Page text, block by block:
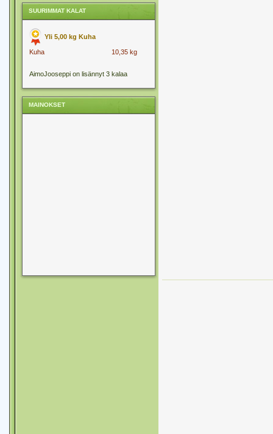
SUURIMMAT KALAT
Yli 5,00 kg Kuha
Kuha 10,35 kg
AimoJooseppi on lisännyt 3 kalaa
MAINOKSET